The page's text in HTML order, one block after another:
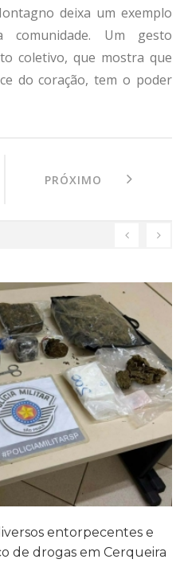
deixa um exemplo
Um gesto
coletivo, que mostra que
do coração, tem o poder
PRÓXIMO
entorpecentes e
de drogas em Cerqueira